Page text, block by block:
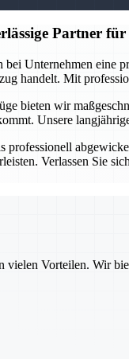
Partner
Unternehmen eine
handelt. Mit
bieten wir
Unsere
professionell
Verlassen Sie
Vorteilen. Wir